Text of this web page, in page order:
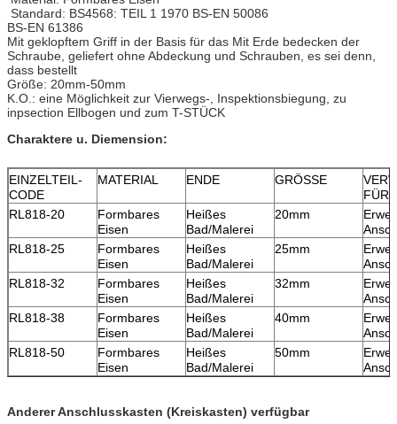
Standard: BS4568: TEIL 1 1970 BS-EN 50086
BS-EN 61386
Mit geklopftem Griff in der Basis für das Mit Erde bedecken der
Schraube, geliefert ohne Abdeckung und Schrauben, es sei denn,
dass bestellt
Größe: 20mm-50mm
K.O.: eine Möglichkeit zur Vierwegs-, Inspektionsbiegung, zu
inpsection Ellbogen und zum T-STÜCK
Charaktere u. Diemension:
EINZELTEIL-
CODE
MATERIAL ENDE GRÖSSE
FÜR
RL818-20
Formbares
Eisen
Heißes
Bad/Malerei
20mm
RL818-25
Formbares
Eisen
Heißes
Bad/Malerei
25mm
RL818-32
Formbares
Eisen
Heißes
Bad/Malerei
32mm
RL818-38
Formbares
Eisen
Heißes
Bad/Malerei
40mm
RL818-50
Formbares
Eisen
Heißes
Bad/Malerei
50mm
Anderer Anschlusskasten (Kreiskasten) verfügbar